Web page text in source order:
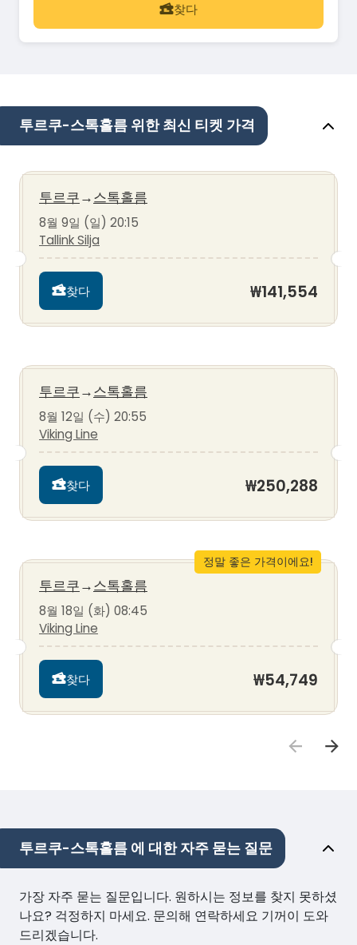
찾다
투르쿠-스톡홀름 위한 최신 티켓 가격
투르쿠→스톡홀름
8월 9일 (일) 20:15
Tallink Silja
찾다 ₩141,554
투르쿠→스톡홀름
8월 12일 (수) 20:55
Viking Line
찾다 ₩250,288
정말 좋은 가격이에요!
투르쿠→스톡홀름
8월 18일 (화) 08:45
Viking Line
찾다 ₩54,749
투르쿠-스톡홀름 에 대한 자주 묻는 질문
가장 자주 묻는 질문입니다. 원하시는 정보를 찾지 못하셨
나요? 걱정하지 마세요. 문의해 연락하세요 기꺼이 도와
드리겠습니다.